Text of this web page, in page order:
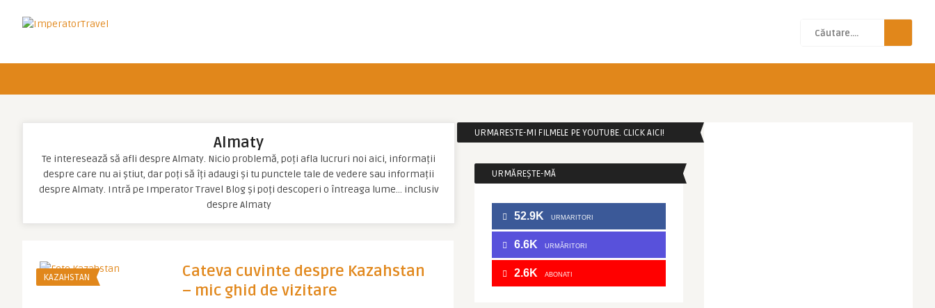
Almaty
Te interesează să afli despre Almaty. Nicio problemă, poți afla lucruri noi aici, informații
despre care nu ai știut, dar poți să îți adaugi și tu punctele tale de vedere sau informații
despre Almaty. Intră pe Imperator Travel Blog și poți descoperi o întreaga lume… inclusiv
despre Almaty
KAZAHSTAN
Cateva cuvinte despre Kazahstan
– mic ghid de vizitare
URMARESTE-MI FILMELE PE YOUTUBE. CLICK AICI!
URMĂREȘTE-MĂ
52.9K URMARITORI
6.6K URMĂRITORI
2.6K ABONATI